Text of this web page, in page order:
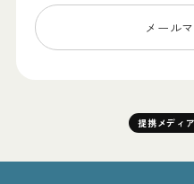
メール
提携メディア